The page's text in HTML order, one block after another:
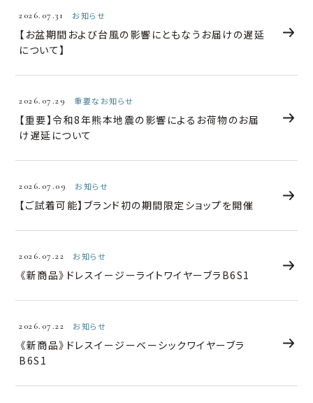
2026.07.31 お知らせ
【お盆期間および台風の影響にともなうお届けの遅延
について】
2026.07.29 重要なお知らせ
【重要】令和8年熊本地震の影響によるお荷物のお届
け遅延について
2026.07.09 お知らせ
【ご試着可能】ブランド初の期間限定ショップを開催
2026.07.22 お知らせ
《新商品》ドレスイージーライトワイヤーブラB6S1
2026.07.22 お知らせ
《新商品》ドレスイージーベーシックワイヤーブラ
B6S1